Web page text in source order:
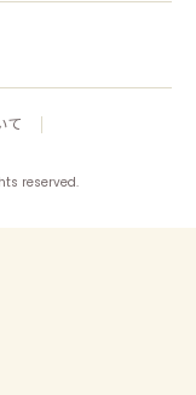
て
reserved.